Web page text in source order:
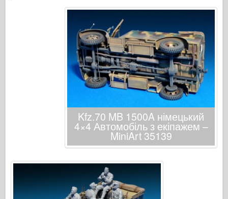
Kfz.70 MB 1500A німецький
4×4 Автомобіль з екіпажем –
MiniArt 35139